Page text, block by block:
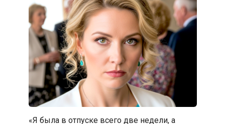
«Я была в отпуске всего две недели, а